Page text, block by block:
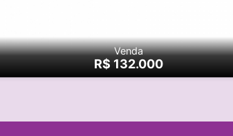
Venda
R$ 132.000